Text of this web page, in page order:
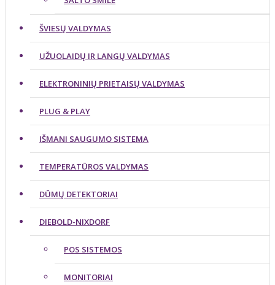
ŠVIESŲ VALDYMAS
UŽUOLAIDŲ IR LANGŲ VALDYMAS
ELEKTRONINIŲ PRIETAISŲ VALDYMAS
PLUG & PLAY
IŠMANI SAUGUMO SISTEMA
TEMPERATŪROS VALDYMAS
DŪMŲ DETEKTORIAI
DIEBOLD-NIXDORF
POS SISTEMOS
MONITORIAI